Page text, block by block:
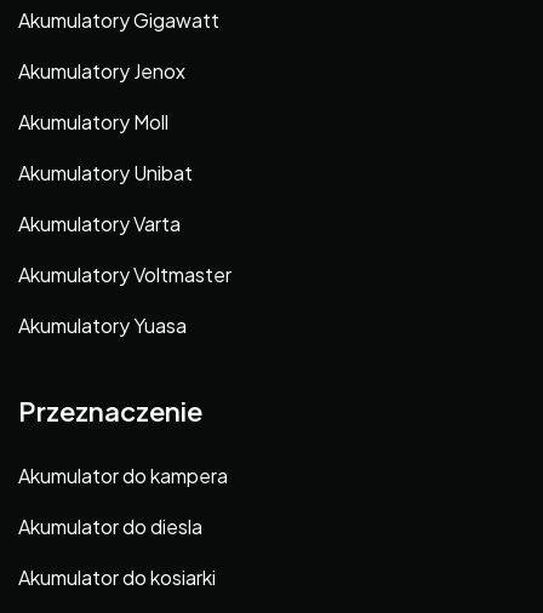
Akumulatory Gigawatt
Akumulatory Jenox
Akumulatory Moll
Akumulatory Unibat
Akumulatory Varta
Akumulatory Voltmaster
Akumulatory Yuasa
Przeznaczenie
Akumulator do kampera
Akumulator do diesla
Akumulator do kosiarki